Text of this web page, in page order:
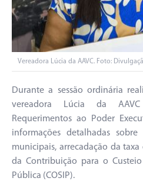
Vereadora Lúcia da AAVC. Foto:
Durante a sessão ordinária
vereadora Lúcia da
Requerimentos ao Poder
informações detalhadas
municipais, arrecadação da
da Contribuição para o
Pública (COSIP).